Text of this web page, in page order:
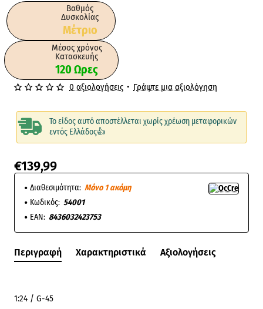
Βαθμός
Δυσκολίας
Μέτριο
Μέσος χρόνος
Κατασκευής
120 Ωρες
Το είδος αυτό αποστέλλεται χωρίς χρέωση μεταφορικών
εντός Ελλάδος👍
0 αξιολογήσεις • Γράψτε μια αξιολόγηση
€139,99
Διαθεσιμότητα: Μόνο 1 ακόμη
Κωδικός: 54001
EAN: 8436032423753
Περιγραφή Χαρακτηριστικά Αξιολογήσεις
1:24 / G-45